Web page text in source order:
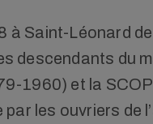
à Saint-Léonard
descendants du
1960) et la
les ouvriers de